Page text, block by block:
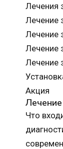
Лечения
Лечение
Лечение
Лечение
Лечение
Акция
Что